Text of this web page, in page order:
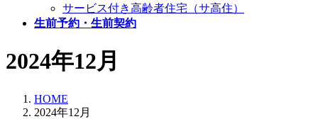
サービス付き高齢者住宅（サ高住）
生前予約・生前契約
2024年12月
HOME
2024年12月